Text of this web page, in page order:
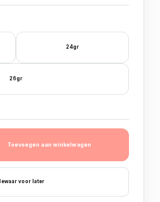
24gr
26gr
90% aantal
Toevoegen aan winkelwagen
voor later